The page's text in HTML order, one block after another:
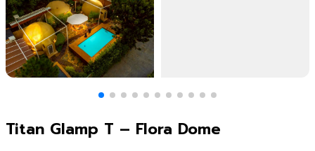
Titan Glamp T – Flora Dome